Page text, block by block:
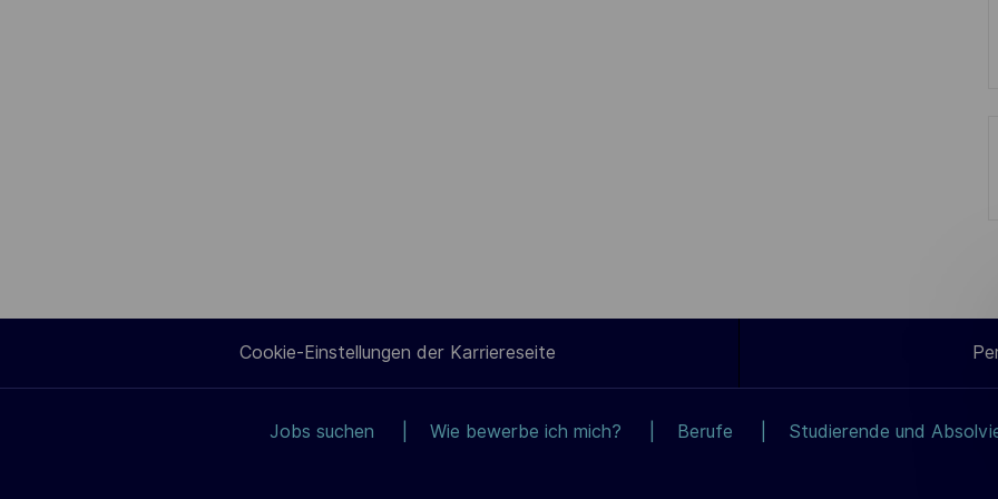
Cookie-Einstellungen der Karriereseite
Jobs suchen Wie bewerbe ich mich? Berufe Studierende und